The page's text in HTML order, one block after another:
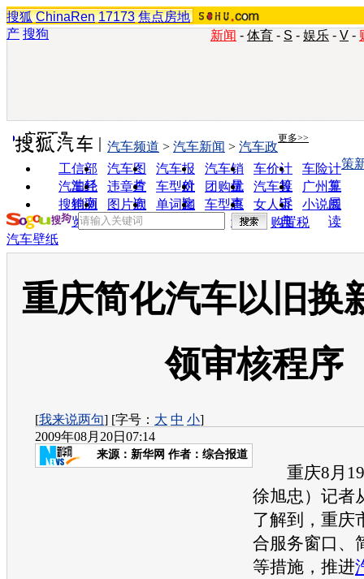
搜狐 ChinaRen 17173 焦点房地
产 搜狗 新闻 - 体育 - S - 娱乐 - V -
实用工具 更多>>
工信部
油耗
汽车图
片
汽车报
价
汽车销
量
车价计
算
车险计
算
汽车经
销商
违章查
询
车型对
比
团购优
惠
汽车投
诉
广州车
展
搜狗浏
览器
图片欣
赏
单词翻
车型查
询
女人宝
典
小说阅
读
汽车频道 > 汽车新闻 > 汽车政
策
购置税
汽车壁纸
重庆简化汽车以旧换
领审核程序
[我来说两句] [字号： 大 中 小]
2009年08月20日07:14
来源： 新华网 作者：综合报道
重庆8月19
徐旭忠）记者
了解到，重庆
合服务窗口、
等措施，推进